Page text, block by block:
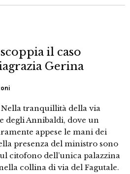
il caso
Gerina
tranquillità della via
degli Annibaldi, dove un
appese le mani dei
presenza del ministro sono
citofono dell’unica palazzina
collina di via del Fagutale.